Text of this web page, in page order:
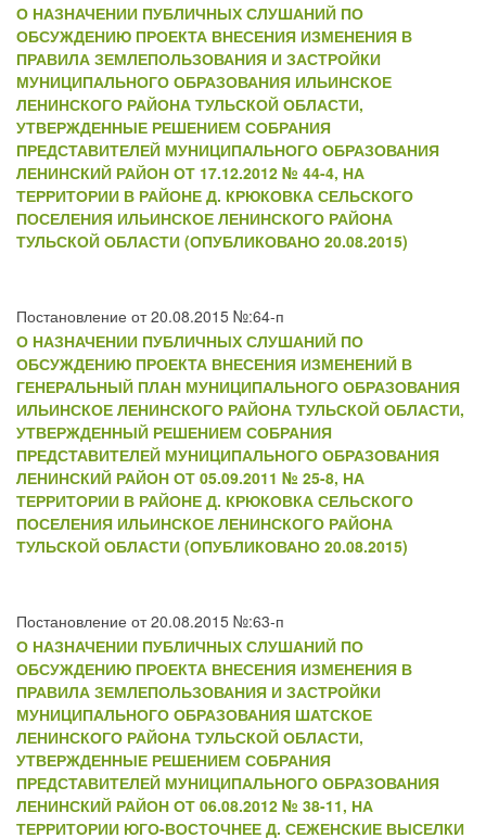
О НАЗНАЧЕНИИ ПУБЛИЧНЫХ СЛУШАНИЙ ПО
ОБСУЖДЕНИЮ ПРОЕКТА ВНЕСЕНИЯ ИЗМЕНЕНИЯ В
ПРАВИЛА ЗЕМЛЕПОЛЬЗОВАНИЯ И ЗАСТРОЙКИ
МУНИЦИПАЛЬНОГО ОБРАЗОВАНИЯ ИЛЬИНСКОЕ
ЛЕНИНСКОГО РАЙОНА ТУЛЬСКОЙ ОБЛАСТИ,
УТВЕРЖДЕННЫЕ РЕШЕНИЕМ СОБРАНИЯ
ПРЕДСТАВИТЕЛЕЙ МУНИЦИПАЛЬНОГО ОБРАЗОВАНИЯ
ЛЕНИНСКИЙ РАЙОН ОТ 17.12.2012 № 44-4, НА
ТЕРРИТОРИИ В РАЙОНЕ Д. КРЮКОВКА СЕЛЬСКОГО
ПОСЕЛЕНИЯ ИЛЬИНСКОЕ ЛЕНИНСКОГО РАЙОНА
ТУЛЬСКОЙ ОБЛАСТИ (ОПУБЛИКОВАНО 20.08.2015)
Постановление от 20.08.2015 №:64-п
О НАЗНАЧЕНИИ ПУБЛИЧНЫХ СЛУШАНИЙ ПО
ОБСУЖДЕНИЮ ПРОЕКТА ВНЕСЕНИЯ ИЗМЕНЕНИЙ В
ГЕНЕРАЛЬНЫЙ ПЛАН МУНИЦИПАЛЬНОГО ОБРАЗОВАНИЯ
ИЛЬИНСКОЕ ЛЕНИНСКОГО РАЙОНА ТУЛЬСКОЙ ОБЛАСТИ,
УТВЕРЖДЕННЫЙ РЕШЕНИЕМ СОБРАНИЯ
ПРЕДСТАВИТЕЛЕЙ МУНИЦИПАЛЬНОГО ОБРАЗОВАНИЯ
ЛЕНИНСКИЙ РАЙОН ОТ 05.09.2011 № 25-8, НА
ТЕРРИТОРИИ В РАЙОНЕ Д. КРЮКОВКА СЕЛЬСКОГО
ПОСЕЛЕНИЯ ИЛЬИНСКОЕ ЛЕНИНСКОГО РАЙОНА
ТУЛЬСКОЙ ОБЛАСТИ (ОПУБЛИКОВАНО 20.08.2015)
Постановление от 20.08.2015 №:63-п
О НАЗНАЧЕНИИ ПУБЛИЧНЫХ СЛУШАНИЙ ПО
ОБСУЖДЕНИЮ ПРОЕКТА ВНЕСЕНИЯ ИЗМЕНЕНИЯ В
ПРАВИЛА ЗЕМЛЕПОЛЬЗОВАНИЯ И ЗАСТРОЙКИ
МУНИЦИПАЛЬНОГО ОБРАЗОВАНИЯ ШАТСКОЕ
ЛЕНИНСКОГО РАЙОНА ТУЛЬСКОЙ ОБЛАСТИ,
УТВЕРЖДЕННЫЕ РЕШЕНИЕМ СОБРАНИЯ
ПРЕДСТАВИТЕЛЕЙ МУНИЦИПАЛЬНОГО ОБРАЗОВАНИЯ
ЛЕНИНСКИЙ РАЙОН ОТ 06.08.2012 № 38-11, НА
ТЕРРИТОРИИ ЮГО-ВОСТОЧНЕЕ Д. СЕЖЕНСКИЕ ВЫСЕЛКИ